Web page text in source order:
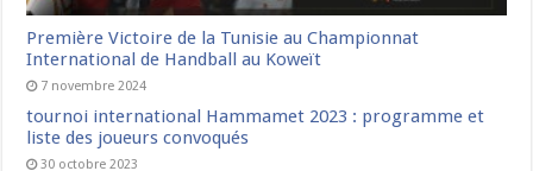
Première Victoire de la Tunisie au Championnat
International de Handball au Koweït
7 novembre 2024
tournoi international Hammamet 2023 : programme et
liste des joueurs convoqués
30 octobre 2023